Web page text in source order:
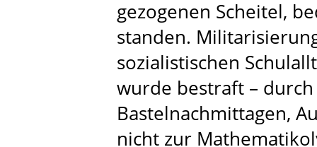
gezogenen Scheitel,
standen.
sozialistischen
wurde bestraft –
Bastelnachmittagen,
nicht zur